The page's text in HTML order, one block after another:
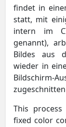
findet in
statt, mit
intern im
genannt),
Bildes aus
wieder in
Bildschirm-
This
fixed color